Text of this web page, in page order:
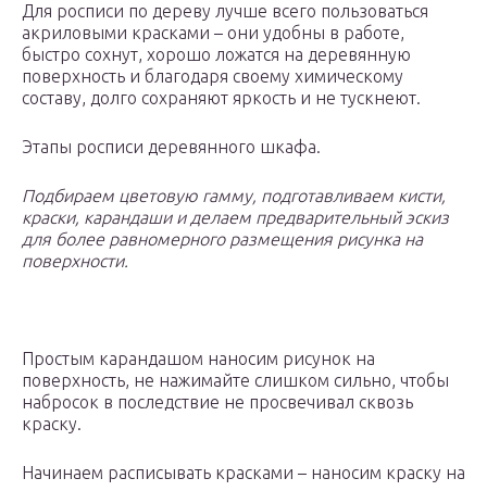
Для росписи по дереву лучше всего пользоваться
акриловыми красками – они удобны в работе,
быстро сохнут, хорошо ложатся на деревянную
поверхность и благодаря своему химическому
составу, долго сохраняют яркость и не тускнеют.
Этапы росписи деревянного шкафа.
Подбираем цветовую гамму, подготавливаем кисти,
краски, карандаши и делаем предварительный эскиз
для более равномерного размещения рисунка на
поверхности.
Простым карандашом наносим рисунок на
поверхность, не нажимайте слишком сильно, чтобы
набросок в последствие не просвечивал сквозь
краску.
Начинаем расписывать красками – наносим краску на